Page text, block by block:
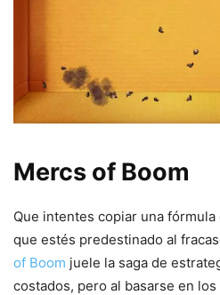
Mercs of Boom
Que intentes copiar una
que estés predestinado al
of Boom juele la saga de
costados, pero al basarse en